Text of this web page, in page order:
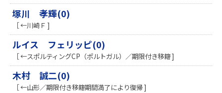
塚川 孝輝(0)
［ ←川崎Ｆ ]
ルイス フェリッピ(0)
［ ←スポルティングCP（ポルトガル）／期限付き移籍 ]
木村 誠二(0)
［ ←山形／期限付き移籍期間満了により復帰 ]